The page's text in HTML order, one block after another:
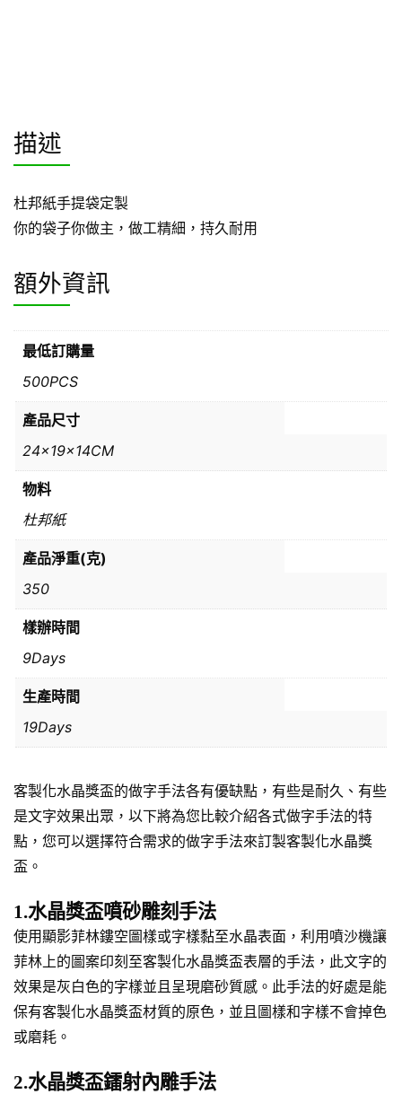
描述
杜邦紙手提袋定製
你的袋子你做主，做工精細，持久耐用
額外資訊
最低訂購量
500PCS
產品尺寸
24x19x14CM
物料
杜邦紙
產品淨重(克)
350
樣辦時間
9Days
生產時間
19Days
客製化水晶獎盃的做字手法各有優缺點，有些是耐久、有些
是文字效果出眾，以下將為您比較介紹各式做字手法的特
點，您可以選擇符合需求的做字手法來訂製客製化水晶獎
盃。
1.水晶獎盃噴砂雕刻手法
使用顯影菲林鏤空圖樣或字樣黏至水晶表面，利用噴沙機讓
菲林上的圖案印刻至客製化水晶獎盃表層的手法，此文字的
效果是灰白色的字樣並且呈現磨砂質感。此手法的好處是能
保有客製化水晶獎盃材質的原色，並且圖樣和字樣不會掉色
或磨耗。
2.水晶獎盃鐳射內雕手法